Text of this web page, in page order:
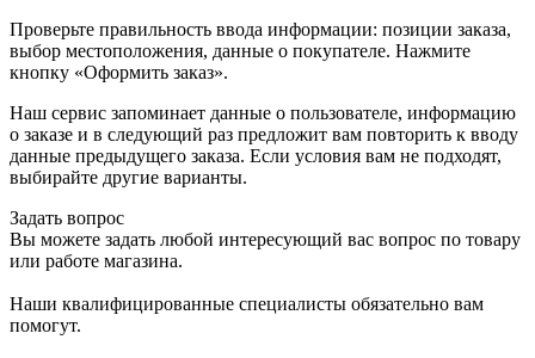
Проверьте правильность ввода информации: позиции заказа,
выбор местоположения, данные о покупателе. Нажмите
кнопку «Оформить заказ».
Наш сервис запоминает данные о пользователе, информацию
о заказе и в следующий раз предложит вам повторить к вводу
данные предыдущего заказа. Если условия вам не подходят,
выбирайте другие варианты.
Задать вопрос
Вы можете задать любой интересующий вас вопрос по товару
или работе магазина.
Наши квалифицированные специалисты обязательно вам
помогут.